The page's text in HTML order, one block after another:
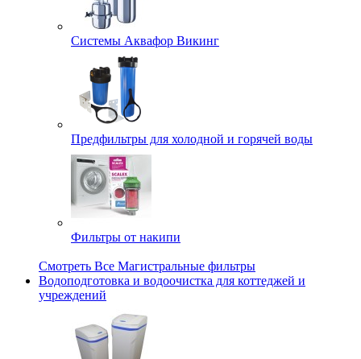
Системы Аквафор Викинг
Предфильтры для холодной и горячей воды
Фильтры от накипи
Смотреть Все Магистральные фильтры
Водоподготовка и водоочистка для коттеджей и
учреждений